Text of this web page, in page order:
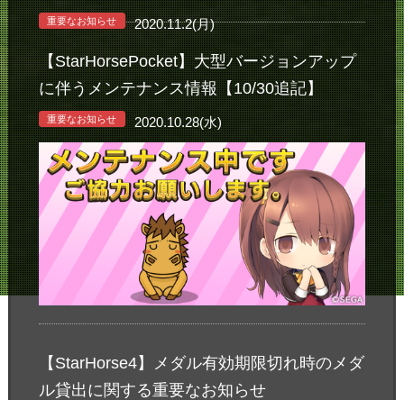
重要なお知らせ 2020.11.2(月)
【StarHorsePocket】大型バージョンアップ
に伴うメンテナンス情報【10/30追記】
重要なお知らせ 2020.10.28(水)
【StarHorse4】メダル有効期限切れ時のメダ
ル貸出に関する重要なお知らせ